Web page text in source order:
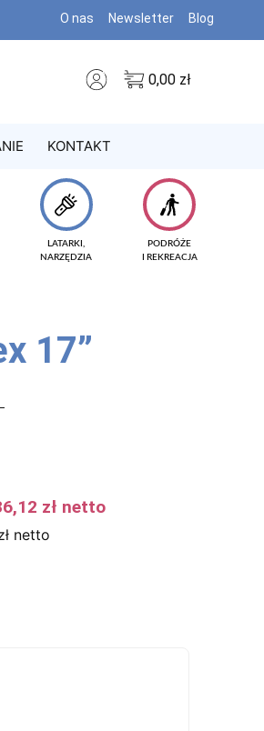
O nas Newsletter Blog
0,00 zł
KONTAKT
LATARKI,
NARZĘDZIA
PODRÓŻE
I REKREACJA
17”
zł netto
netto